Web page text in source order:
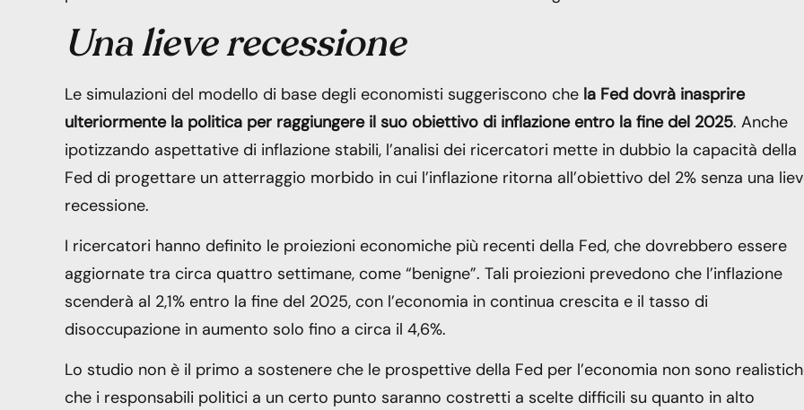
Una lieve recessione
Le simulazioni del modello di base degli economisti suggeriscono che la Fed dovrà inasprire
ulteriormente la politica per raggiungere il suo obiettivo di inflazione entro la fine del 2025. Anche
ipotizzando aspettative di inflazione stabili, l’analisi dei ricercatori mette in dubbio la capacità della
Fed di progettare un atterraggio morbido in cui l’inflazione ritorna all’obiettivo del 2% senza una
recessione.
I ricercatori hanno definito le proiezioni economiche più recenti della Fed, che dovrebbero essere
aggiornate tra circa quattro settimane, come “benigne”. Tali proiezioni prevedono che l’inflazione
scenderà al 2,1% entro la fine del 2025, con l’economia in continua crescita e il tasso di
disoccupazione in aumento solo fino a circa il 4,6%.
Lo studio non è il primo a sostenere che le prospettive della Fed per l’economia non sono
che i responsabili politici a un certo punto saranno costretti a scelte difficili su quanto in alto